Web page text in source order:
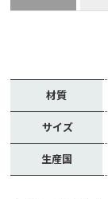
材質
サイズ
生産国